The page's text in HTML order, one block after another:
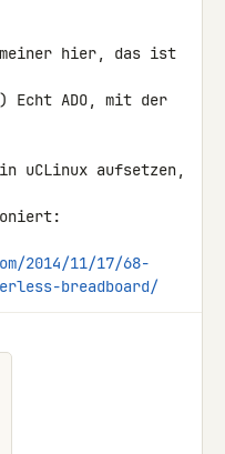
hier, das ist
Echt ADO, mit der
uCLinux aufsetzen,
2014/11/17/68-
breadboard/